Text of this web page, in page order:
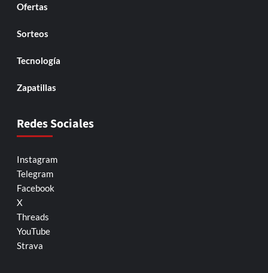
Ofertas
Sorteos
Tecnología
Zapatillas
Redes Sociales
Instagram
Telegram
Facebook
X
Threads
YouTube
Strava